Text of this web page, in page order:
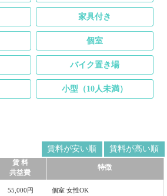
家具付き
個室
バイク置き場
小型（10人未満）
賃料が安い順 賃料が高い順
賃 料
共益費
特徴
55,000円
個室 女性OK